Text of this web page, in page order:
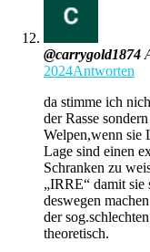
@carrygold1874
2024Antworten
da stimme ich
der Rasse
Welpen,wenn sie
Lage sind einen
Schranken zu
„IRRE“ damit sie
deswegen
der
theoretisch.